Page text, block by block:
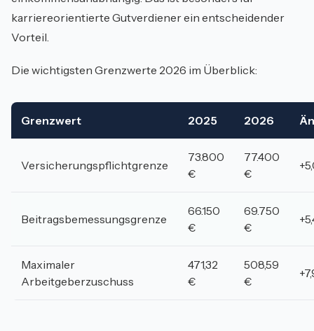
karriereorientierte Gutverdiener ein entscheidender
Vorteil.
Die wichtigsten Grenzwerte 2026 im Überblick:
Grenzwert 2025 2026
Versicherungspflichtgrenze
73.800
€
77.400
€
Beitragsbemessungsgrenze
66.150
€
69.750
€
Maximaler
Arbeitgeberzuschuss
471,32
€
508,59
€